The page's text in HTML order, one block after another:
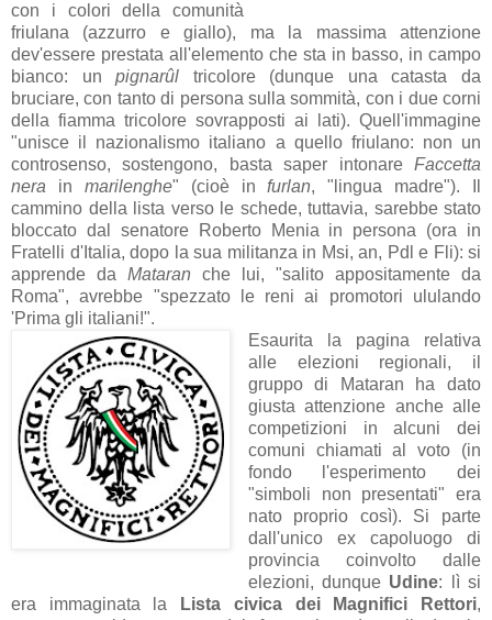
con i colori della comunità
friulana (azzurro e giallo), ma la massima attenzione
dev'essere prestata all'elemento che sta in basso, in campo
bianco: unpignarûl tricolore (dunque una catasta da
bruciare, con tanto di persona sulla sommità, con i due corni
della fiamma tricolore sovrapposti ai lati). Quell'immagine
"unisce il nazionalismo italiano a quello friulano: non un
controsenso, sostengono, basta saper intonare Faccetta
nera in marilenghe" (cioè infurlan, "lingua madre"). Il
cammino della lista verso le schede, tuttavia, sarebbe stato
bloccato dal senatore Roberto Menia in persona (ora in
Fratelli d'Italia, dopo la sua militanza in Msi, an, Pdl e Fli): si
apprende da Mataran che lui, "salito appositamente da
Roma", avrebbe "spezzato le reni ai promotori ululando
'Prima gli italiani!".
Esaurita la pagina relativa
alle elezioni regionali, il
gruppo di Mataran ha dato
giusta attenzione anche alle
competizioni in alcuni dei
comuni chiamati al voto (in
fondo l'esperimento dei
"simboli non presentati" era
nato proprio così). Si parte
dall'unico ex capoluogo di
provincia coinvolto dalle
elezioni, dunque Udine: lì si
era immaginata la
Lista civica dei Magnifici Rettori,